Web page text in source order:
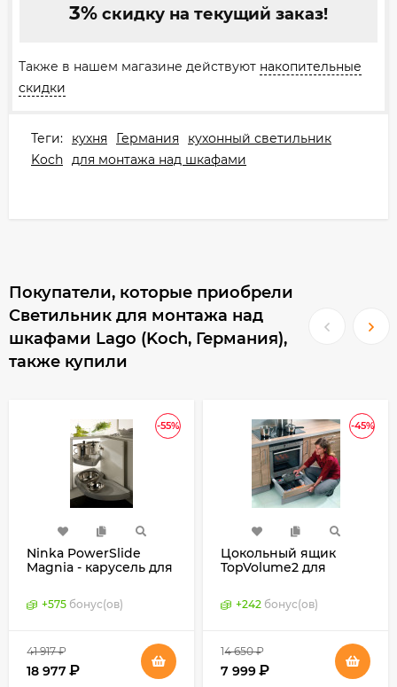
3%скидку на текущий заказ!
Также в нашем магазине действуют накопительные
скидки
Теги: кухня Германия
кухонный светильник
Koch для монтажа над шкафами
Покупатели, которые приобрели
Светильник для монтажа над
шкафами Lago (Koch, Германия),
также купили
-55%
Ninka PowerSlide
Magnia - карусель для
Германия
+575 бонус(ов)
41 917 ₽
18 977 ₽
-45%
Цокольный ящик
TopVolume2 для
+242 бонус(ов)
14 650 ₽
7 999₽